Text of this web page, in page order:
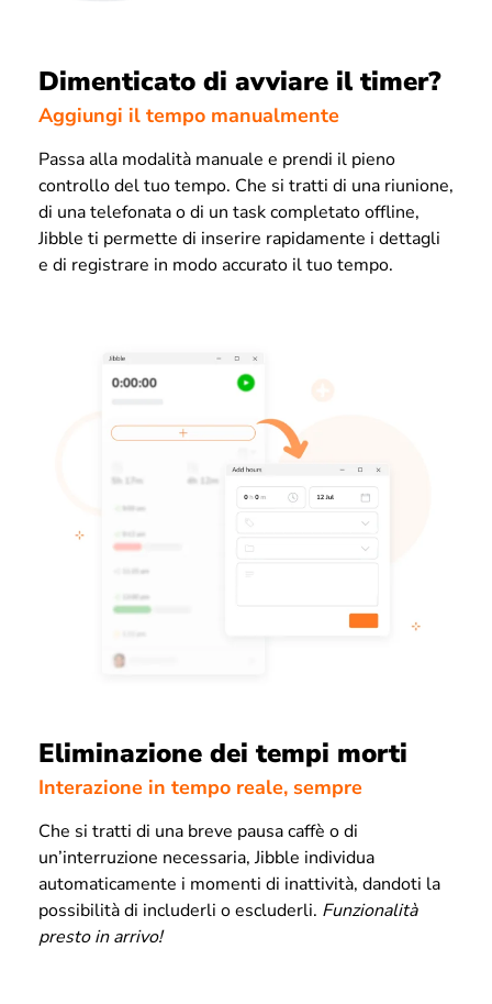
Dimenticato di avviare il timer?
Aggiungi il tempo manualmente
Passa alla modalità manuale e prendi il pieno
controllo del tuo tempo. Che si tratti di una riunione,
di una telefonata o di un task completato offline,
Jibble ti permette di inserire rapidamente i dettagli
e di registrare in modo accurato il tuo tempo.
Eliminazione dei tempi morti
Interazione in tempo reale, sempre
Che si tratti di una breve pausa caffè o di
un’interruzione necessaria, Jibble individua
automaticamente i momenti di inattività, dandoti la
possibilità di includerli o escluderli. Funzionalità
presto in arrivo!